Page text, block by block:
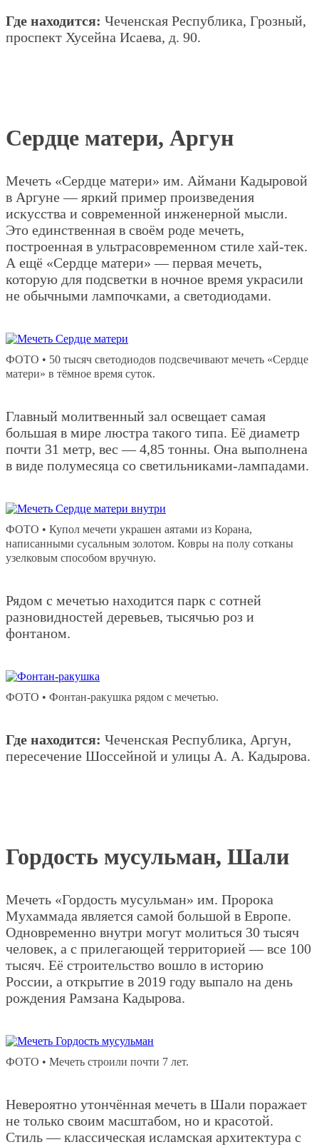
Где находится: Чеченская Республика, Грозный,
проспект Хусейна Исаева, д. 90.
Сердце матери, Аргун
Мечеть «Сердце матери» им. Аймани Кадыровой
в Аргуне — яркий пример произведения
искусства и современной инженерной мысли.
Это единственная в своём роде мечеть,
построенная в ультрасовременном стиле хай-тек.
А ещё «Сердце матери» — первая мечеть,
которую для подсветки в ночное время украсили
не обычными лампочками, а светодиодами.
ФОТО • 50 тысяч светодиодов подсвечивают мечеть «Сердце
матери» в тёмное время суток.
Главный молитвенный зал освещает самая
большая в мире люстра такого типа. Её диаметр
почти 31 метр, вес — 4,85 тонны. Она выполнена
в виде полумесяца со светильниками-лампадами.
ФОТО • Купол мечети украшен аятами из Корана,
написанными сусальным золотом. Ковры на полу сотканы
узелковым способом вручную.
Рядом с мечетью находится парк с сотней
разновидностей деревьев, тысячью роз и
фонтаном.
ФОТО • Фонтан-ракушка рядом с мечетью.
Где находится: Чеченская Республика, Аргун,
пересечение Шоссейной и улицы А. А. Кадырова.
Гордость мусульман, Шали
Мечеть «Гордость мусульман» им. Пророка
Мухаммада является самой большой в Европе.
Одновременно внутри могут молиться 30 тысяч
человек, а с прилегающей территорией — все 100
тысяч. Её строительство вошло в историю
России, а открытие в 2019 году выпало на день
рождения Рамзана Кадырова.
ФОТО • Мечеть строили почти 7 лет.
Невероятно утончённая мечеть в Шали поражает
не только своим масштабом, но и красотой.
Стиль — классическая исламская архитектура с